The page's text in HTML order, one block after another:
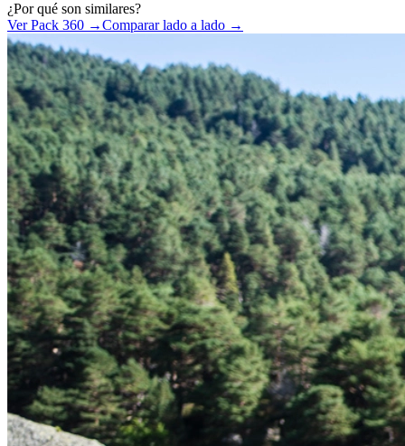
¿Por qué son similares?
Ver Pack 360 →Comparar lado a lado →